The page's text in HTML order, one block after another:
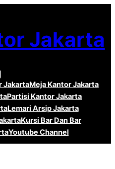
Jakarta
JakartaMeja Kantor Jakarta
Partisi Kantor Jakarta
Lemari Arsip Jakarta
Kursi Bar Dan Bar
Youtube Channel